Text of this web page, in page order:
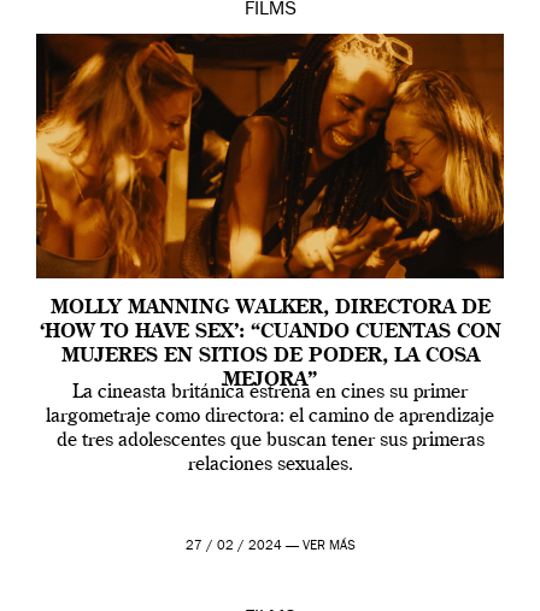
FILMS
MOLLY MANNING WALKER, DIRECTORA DE
‘HOW TO HAVE SEX’: “CUANDO CUENTAS CON
MUJERES EN SITIOS DE PODER, LA COSA
MEJORA”
La cineasta británica estrena en cines su primer
largometraje como directora: el camino de aprendizaje
de tres adolescentes que buscan tener sus primeras
relaciones sexuales.
27 / 02 / 2024 — VER MÁS